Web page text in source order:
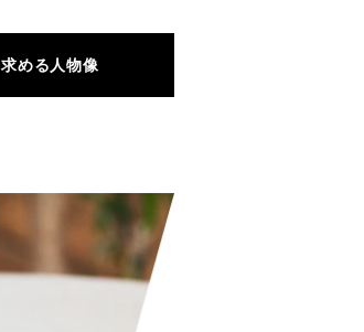
求める人物像